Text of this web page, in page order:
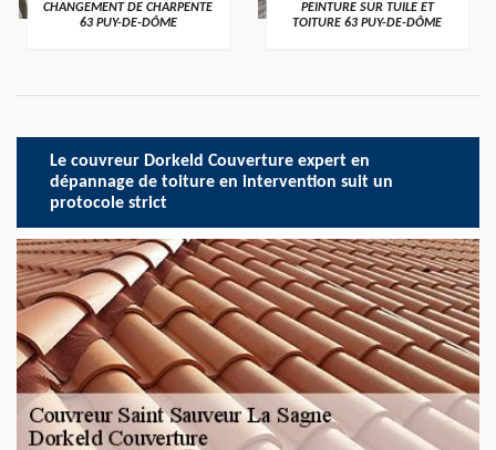
CHANGEMENT DE CHARPENTE
63 PUY-DE-DÔME
PEINTURE SUR TUILE ET
TOITURE 63 PUY-DE-DÔME
Le couvreur Dorkeld Couverture expert en
dépannage de toiture en intervention suit un
protocole strict